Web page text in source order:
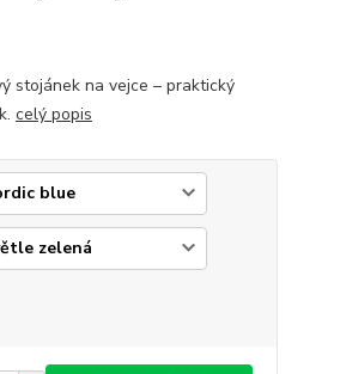
stojánek na vejce – praktický
celý popis